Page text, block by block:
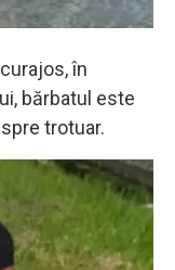
în
bărbatul este
trotuar.